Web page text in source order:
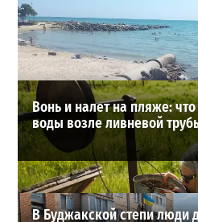
мужчину: идет спасательная
2026-07-28
ВИБОР РЕДАКЦИИ
Вонь и налет на пляже:
воды возле ливневой
В Буджакской степи люди